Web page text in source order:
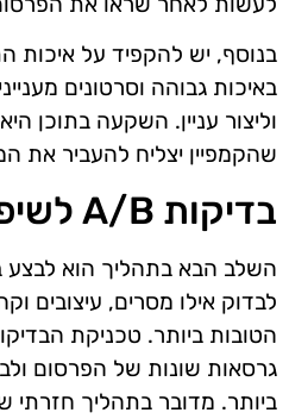
בנוסף, יש להקפיד על איכות
באיכות גבוהה וסרטונים
וליצור עניין. השקעה בתוכן
שהקמפיין יצליח להעביר את
בדיקות A/B לשיפור תוצאות
לבדוק אילו מסרים, עיצובים
הטובות ביותר. טכניקת
גרסאות שונות של הפרסום
ביותר. מדובר בתהליך חזרתי